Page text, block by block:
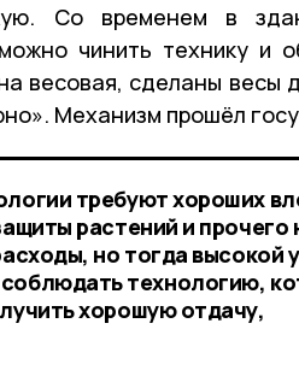
Со временем в
чинить технику и
весовая, сделаны весы
Механизм прошёл
требуют хороших
растений и
но тогда
технологию,
хорошую отдачу,